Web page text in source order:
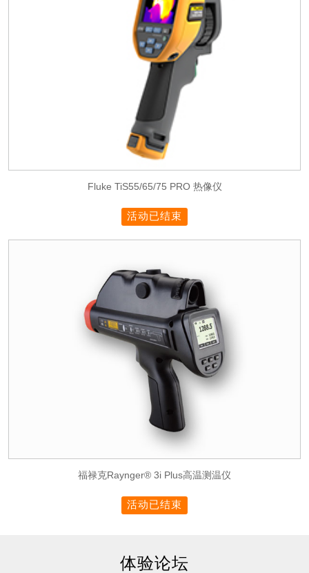
Fluke TiS55/65/75 PRO 热像仪
活动已结束
福禄克Raynger® 3i Plus高温测温仪
活动已结束
体验论坛